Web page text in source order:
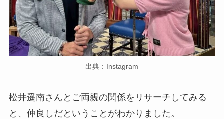
出典：Instagram
松井遥南さんとご両親の関係をリサーチしてみる
と、仲良しだということがわかりました。